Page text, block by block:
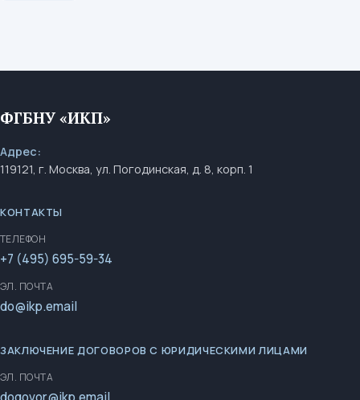
ФГБНУ «ИКП»
Адрес:
119121, г. Москва, ул. Погодинская, д. 8, корп. 1
КОНТАКТЫ
ТЕЛЕФОН
+7 (495) 695-59-34
ЭЛ. ПОЧТА
do@ikp.email
ЗАКЛЮЧЕНИЕ ДОГОВОРОВ С ЮРИДИЧЕСКИМИ ЛИЦАМИ
ЭЛ. ПОЧТА